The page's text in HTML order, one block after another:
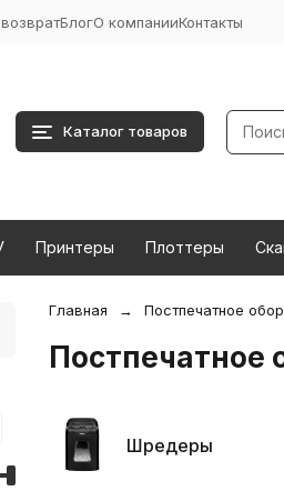
БлогО компанииКонтакты
Каталог товаров
Принтеры Плоттеры
Главная Постпечатное
Постпечатное
Шредеры